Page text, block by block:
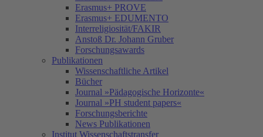
Erasmus+ PROVE
Erasmus+ EDUMENTO
Interreligiosität/FAKIR
Anstoß Dr. Johann Gruber
Forschungsawards
Publikationen
Wissenschaftliche Artikel
Bücher
Journal »Pädagogische Horizonte«
Journal »PH student papers«
Forschungsberichte
News Publikationen
Institut Wissenschaftstransfer